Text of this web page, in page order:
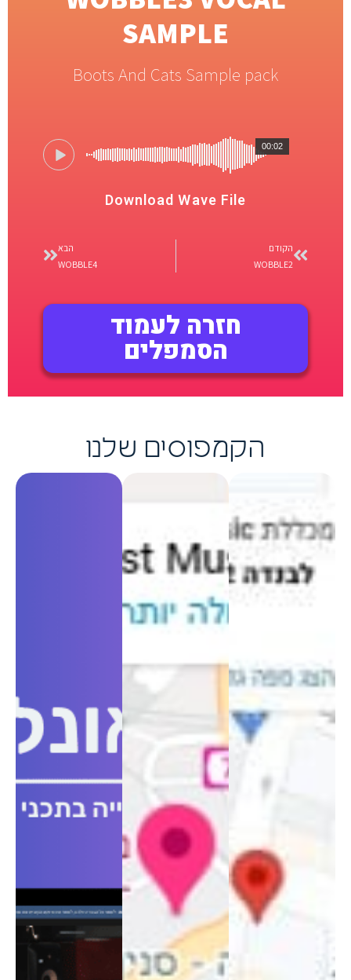
SAMPLE
Boots And Cats Sample pack
Download Wave File
00:02
הקודם
WOBBLE2
הבא
WOBBLE4
חזרה לעמוד
הסמפלים
הקמפוסים שלנו